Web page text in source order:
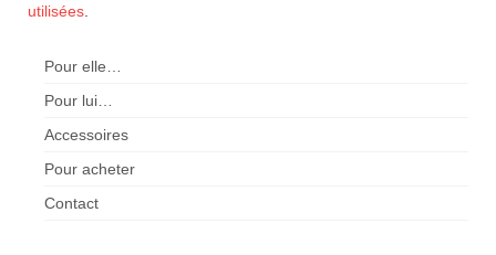
utilisées
Pour elle…
Pour lui…
Accessoires
Pour acheter
Contact